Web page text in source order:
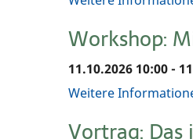
Workshop:
11.10.2026 10:00 -
Weitere
Vortrag: